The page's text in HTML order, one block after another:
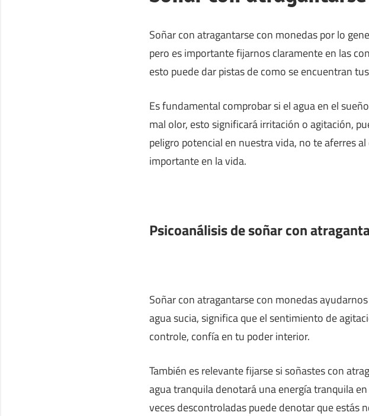
Soñar con atragantarse con monedas por lo
pero es importante fijarnos claramente en las
esto puede dar pistas de como se encuentran
Es fundamental comprobar si el agua en el
mal olor, esto significará irritación o agitación,
peligro potencial en nuestra vida, no te aferres
importante en la vida.
Psicoanálisis de soñar con
Soñar con atragantarse con monedas
agua sucia, significa que el sentimiento de
controle, confía en tu poder interior.
También es relevante fijarse si soñastes con
agua tranquila denotará una energía tranquila
veces descontroladas puede denotar que estás